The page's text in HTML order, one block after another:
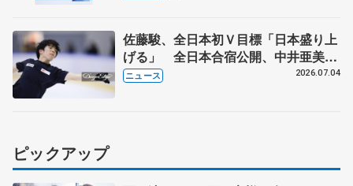
佐藤駿、全日本初Ｖ目標「日本盛り上
げる」 全日本合宿公開、中井亜美
「表現の幅広げる」 元世界王者のフ
ニュース 2026.07.04
ピックアップ